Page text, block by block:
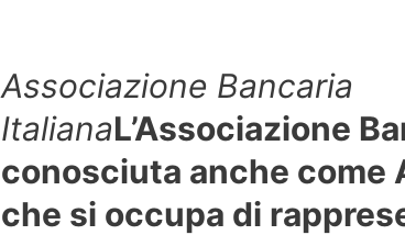
Associazione Bancaria
ItalianaL’Associazione
conosciuta anche come
che si occupa di